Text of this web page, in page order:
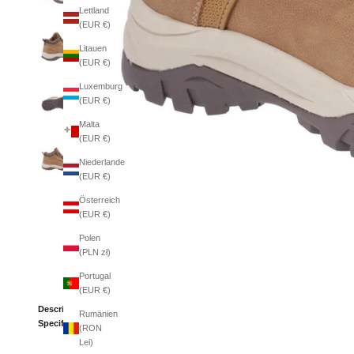
Lettland
(EUR €)
Litauen
(EUR €)
Luxemburg
(EUR €)
Malta
(EUR €)
Niederlande
(EUR €)
Österreich
(EUR €)
Polen
(PLN zł)
Portugal
(EUR €)
Rumänien
(RON
Lei)
Description
Specifications